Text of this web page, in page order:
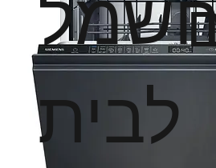
לבית